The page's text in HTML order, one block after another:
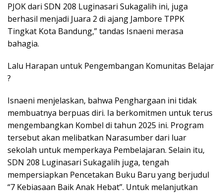
PJOK dari SDN 208 Luginasari Sukagalih ini, juga
berhasil menjadi Juara 2 di ajang Jambore TPPK
Tingkat Kota Bandung,” tandas Isnaeni merasa
bahagia.
Lalu Harapan untuk Pengembangan Komunitas Belajar
?
Isnaeni menjelaskan, bahwa Penghargaan ini tidak
membuatnya berpuas diri. Ia berkomitmen untuk terus
mengembangkan Kombel di tahun 2025 ini. Program
tersebut akan melibatkan Narasumber dari luar
sekolah untuk memperkaya Pembelajaran. Selain itu,
SDN 208 Luginasari Sukagalih juga, tengah
mempersiapkan Pencetakan Buku Baru yang berjudul
“7 Kebiasaan Baik Anak Hebat”. Untuk melanjutkan